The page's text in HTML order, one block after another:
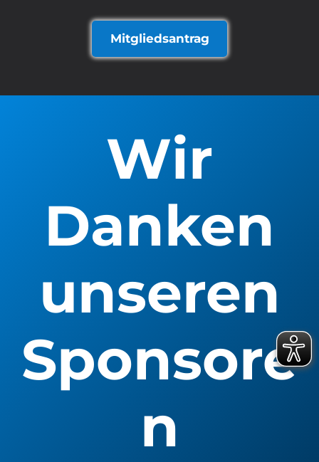
Mitgliedsantrag
Wir
Danken
unseren
Sponsore
n